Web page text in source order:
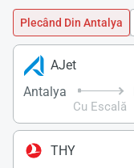
Plecând Din Antalya
AJet
Antalya
Cu Escală
THY